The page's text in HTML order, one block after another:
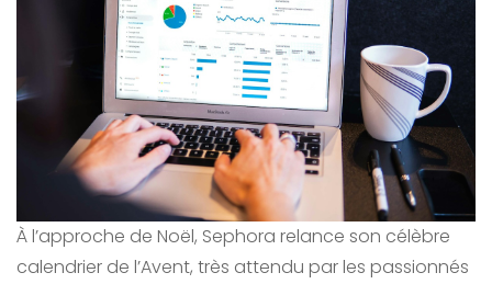
À l’approche de Noël, Sephora relance son célèbre
calendrier de l’Avent, très attendu par les passionnés